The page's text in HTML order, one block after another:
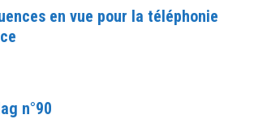
en vue pour la téléphonie
n°90